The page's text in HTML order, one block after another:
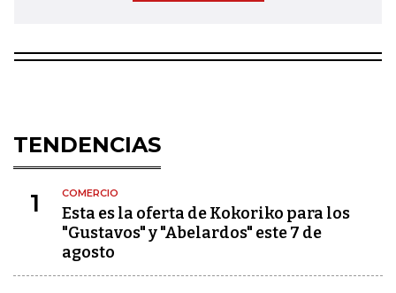
TENDENCIAS
1 COMERCIO
Esta es la oferta de Kokoriko para los
"Gustavos" y "Abelardos" este 7 de
agosto